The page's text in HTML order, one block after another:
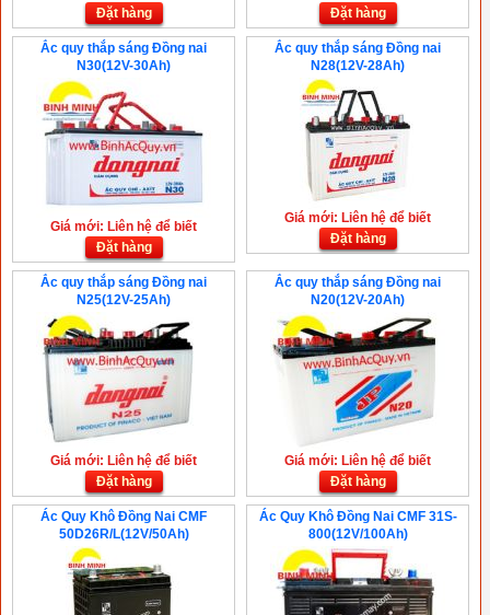
Đặt hàng
Đặt hàng
Ắc quy thắp sáng Đồng nai
N30(12V-30Ah)
Giá mới: Liên hệ để biết
Đặt hàng
Ắc quy thắp sáng Đồng nai
N28(12V-28Ah)
Giá mới: Liên hệ để biết
Đặt hàng
Ắc quy thắp sáng Đồng nai
N25(12V-25Ah)
Giá mới: Liên hệ để biết
Đặt hàng
Ắc quy thắp sáng Đồng nai
N20(12V-20Ah)
Giá mới: Liên hệ để biết
Đặt hàng
Ác Quy Khô Đồng Nai CMF
50D26R/L(12V/50Ah)
Ác Quy Khô Đồng Nai CMF 31S-
800(12V/100Ah)